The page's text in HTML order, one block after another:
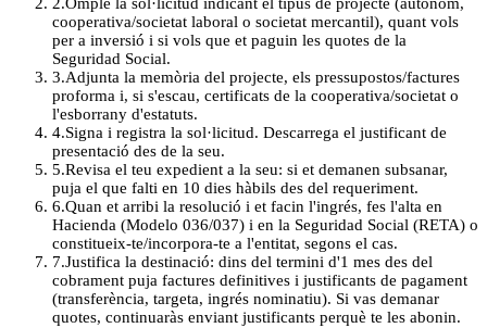
cooperativa/societat laboral o societat mercantil), quant vols
per a inversió i si vols que et paguin les quotes de la
Seguridad Social.
3.Adjunta la memòria del projecte, els pressupostos/factures
proforma i, si s'escau, certificats de la cooperativa/societat o
l'esborrany d'estatuts.
4.Signa i registra la sol·licitud. Descarrega el justificant de
presentació des de la seu.
5.Revisa el teu expedient a la seu: si et demanen subsanar,
puja el que falti en 10 dies hàbils des del requeriment.
6.Quan et arribi la resolució i et facin l'ingrés, fes l'alta en
Hacienda (Modelo 036/037) i en la Seguridad Social (RETA) o
constitueix‑te/incorpora‑te a l'entitat, segons el cas.
7.Justifica la destinació: dins del termini d'1 mes des del
cobrament puja factures definitives i justificants de pagament
(transferència, targeta, ingrés nominatiu). Si vas demanar
quotes, continuaràs enviant justificants perquè te les abonin.